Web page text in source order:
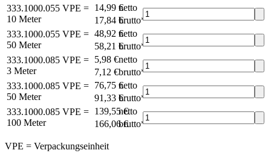
333.1000.055 VPE =
10 Meter
14,99 €netto
17,84 €brutto*
333.1000.055 VPE =
50 Meter
48,92 €netto
58,21 €brutto*
333.1000.085 VPE =
3 Meter
5,98 €netto
7,12 €brutto*
333.1000.085 VPE =
50 Meter
76,75 €netto
91,33 €brutto*
333.1000.085 VPE =
100 Meter
139,55 €
netto
166,06 €brutto*
VPE = Verpackungseinheit